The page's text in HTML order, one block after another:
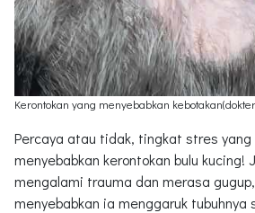
Kerontokan yang menyebabkan
Percaya atau tidak, tingkat stres
menyebabkan kerontokan bulu kucing!
mengalami trauma dan merasa
menyebabkan ia menggaruk tubuhnya